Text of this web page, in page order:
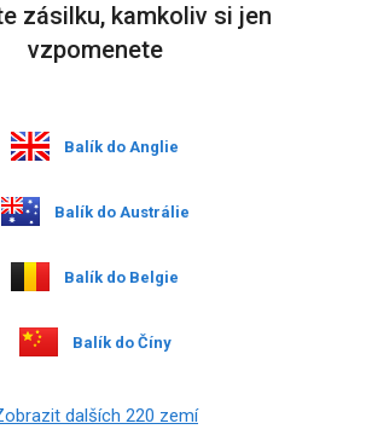
zásilku, kamkoliv si jen
vzpomenete
Balík do Anglie
Balík do Austrálie
Balík do Belgie
Balík do Číny
dalších 220 zemí